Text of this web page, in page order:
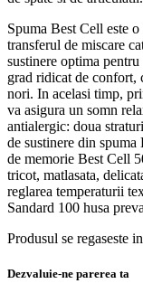
Spuma Best Cell este
transferul de miscare
sustinere optima
grad ridicat de confort,
nori. In acelasi timp,
va asigura un somn
antialergic: doua
de sustinere din
de memorie Best Cell
tricot, matlasata,
reglarea temperaturii
Sandard 100 husa
Produsul se regaseste
Dezvaluie-ne parerea ta